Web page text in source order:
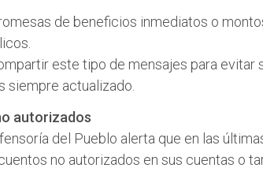
de beneficios inmediatos o
este tipo de mensajes para evitar
siempre actualizado.
autorizados
del Pueblo alerta que en las
no autorizados en sus cuentas o